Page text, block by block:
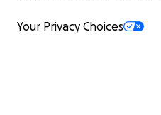
Your Privacy Choices